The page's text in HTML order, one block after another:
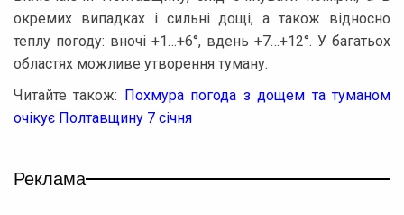
окремих випадках і сильні дощі, а також відносно
теплу погоду: вночі +1…+6°, вдень +7…+12°. У багатьох
областях можливе утворення туману.
Читайте також: Похмура погода з дощем та туманом
очікує Полтавщину 7 січня
Реклама